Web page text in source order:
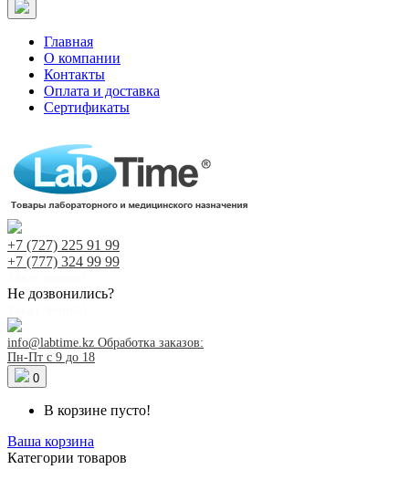
Главная
О компании
Контакты
Оплата и доставка
Сертификаты
+7 (727) 225 91 99
+7 (777) 324 99 99
Не дозвонились?
info@labtime.kz Обработка заказов:
Пн-Пт с 9 до 18
0
В корзине пусто!
Ваша корзина
Категории товаров